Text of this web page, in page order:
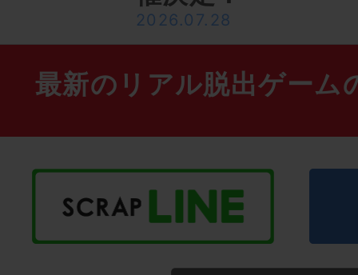
2026.07.28
最新のリアル脱出ゲーム